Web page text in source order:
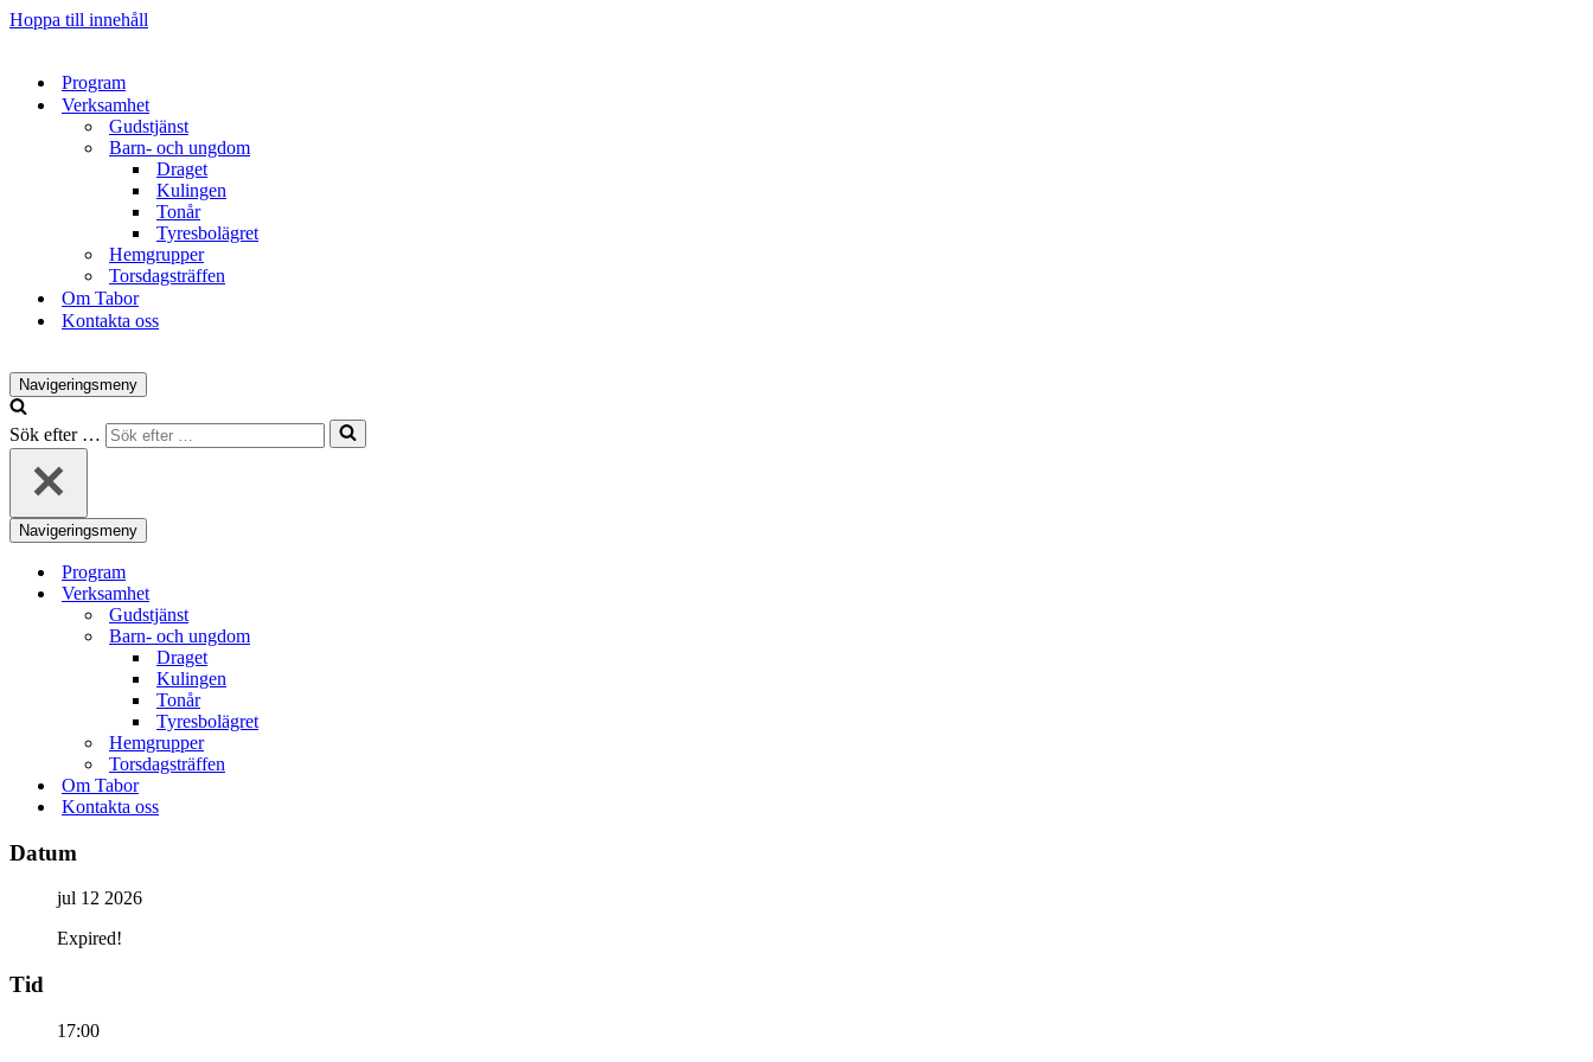
Hoppa till innehåll
Program
Verksamhet
Gudstjänst
Barn- och ungdom
Draget
Kulingen
Tonår
Tyresbolägret
Hemgrupper
Torsdagsträffen
Om Tabor
Kontakta oss
Navigeringsmeny
Sök efter …
Navigeringsmeny
Program
Verksamhet
Gudstjänst
Barn- och ungdom
Draget
Kulingen
Tonår
Tyresbolägret
Hemgrupper
Torsdagsträffen
Om Tabor
Kontakta oss
Datum
jul 12 2026
Expired!
Tid
17:00